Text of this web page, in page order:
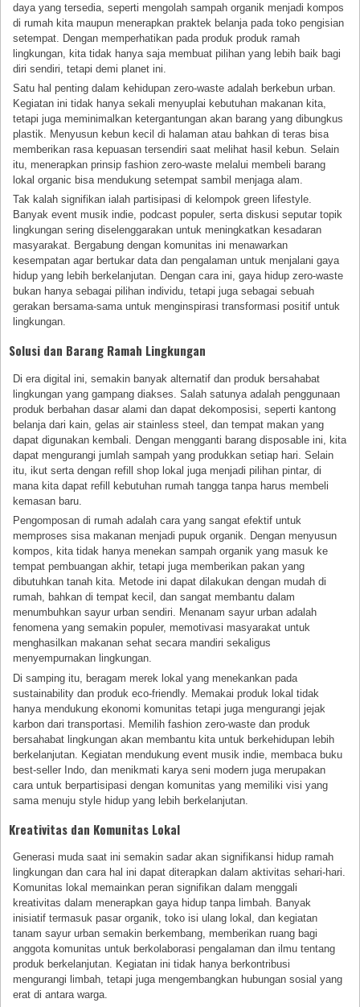
daya yang tersedia, seperti mengolah sampah organik menjadi kompos
di rumah kita maupun menerapkan praktek belanja pada toko pengisian
setempat. Dengan memperhatikan pada produk produk ramah
lingkungan, kita tidak hanya saja membuat pilihan yang lebih baik bagi
diri sendiri, tetapi demi planet ini.
Satu hal penting dalam kehidupan zero-waste adalah berkebun urban.
Kegiatan ini tidak hanya sekali menyuplai kebutuhan makanan kita,
tetapi juga meminimalkan ketergantungan akan barang yang dibungkus
plastik. Menyusun kebun kecil di halaman atau bahkan di teras bisa
memberikan rasa kepuasan tersendiri saat melihat hasil kebun. Selain
itu, menerapkan prinsip fashion zero-waste melalui membeli barang
lokal organic bisa mendukung setempat sambil menjaga alam.
Tak kalah signifikan ialah partisipasi di kelompok green lifestyle.
Banyak event musik indie, podcast populer, serta diskusi seputar topik
lingkungan sering diselenggarakan untuk meningkatkan kesadaran
masyarakat. Bergabung dengan komunitas ini menawarkan
kesempatan agar bertukar data dan pengalaman untuk menjalani gaya
hidup yang lebih berkelanjutan. Dengan cara ini, gaya hidup zero-waste
bukan hanya sebagai pilihan individu, tetapi juga sebagai sebuah
gerakan bersama-sama untuk menginspirasi transformasi positif untuk
lingkungan.
Solusi dan Barang Ramah Lingkungan
Di era digital ini, semakin banyak alternatif dan produk bersahabat
lingkungan yang gampang diakses. Salah satunya adalah penggunaan
produk berbahan dasar alami dan dapat dekomposisi, seperti kantong
belanja dari kain, gelas air stainless steel, dan tempat makan yang
dapat digunakan kembali. Dengan mengganti barang disposable ini, kita
dapat mengurangi jumlah sampah yang produkkan setiap hari. Selain
itu, ikut serta dengan refill shop lokal juga menjadi pilihan pintar, di
mana kita dapat refill kebutuhan rumah tangga tanpa harus membeli
kemasan baru.
Pengomposan di rumah adalah cara yang sangat efektif untuk
memproses sisa makanan menjadi pupuk organik. Dengan menyusun
kompos, kita tidak hanya menekan sampah organik yang masuk ke
tempat pembuangan akhir, tetapi juga memberikan pakan yang
dibutuhkan tanah kita. Metode ini dapat dilakukan dengan mudah di
rumah, bahkan di tempat kecil, dan sangat membantu dalam
menumbuhkan sayur urban sendiri. Menanam sayur urban adalah
fenomena yang semakin populer, memotivasi masyarakat untuk
menghasilkan makanan sehat secara mandiri sekaligus
menyempurnakan lingkungan.
Di samping itu, beragam merek lokal yang menekankan pada
sustainability dan produk eco-friendly. Memakai produk lokal tidak
hanya mendukung ekonomi komunitas tetapi juga mengurangi jejak
karbon dari transportasi. Memilih fashion zero-waste dan produk
bersahabat lingkungan akan membantu kita untuk berkehidupan lebih
berkelanjutan. Kegiatan mendukung event musik indie, membaca buku
best-seller Indo, dan menikmati karya seni modern juga merupakan
cara untuk berpartisipasi dengan komunitas yang memiliki visi yang
sama menuju style hidup yang lebih berkelanjutan.
Kreativitas dan Komunitas Lokal
Generasi muda saat ini semakin sadar akan signifikansi hidup ramah
lingkungan dan cara hal ini dapat diterapkan dalam aktivitas sehari-hari.
Komunitas lokal memainkan peran signifikan dalam menggali
kreativitas dalam menerapkan gaya hidup tanpa limbah. Banyak
inisiatif termasuk pasar organik, toko isi ulang lokal, dan kegiatan
tanam sayur urban semakin berkembang, memberikan ruang bagi
anggota komunitas untuk berkolaborasi pengalaman dan ilmu tentang
produk berkelanjutan. Kegiatan ini tidak hanya berkontribusi
mengurangi limbah, tetapi juga mengembangkan hubungan sosial yang
erat di antara warga.